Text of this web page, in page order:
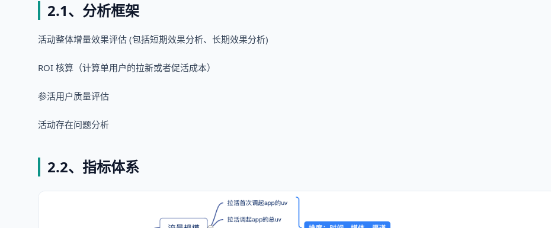
2.1、分析框架
活动整体增量效果评估 (包括短期效果分析、长期效果分析)
ROI 核算（计算单用户的拉新或者促活成本）
参活用户质量评估
活动存在问题分析
2.2、指标体系